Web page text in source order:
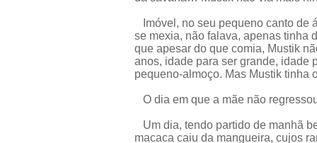
Imóvel, no seu pequeno canto de
se mexia, não falava, apenas tinha
que apesar do que comia, Mustik
anos, idade para ser grande, idade
pequeno-almoço. Mas Mustik tinha
O dia em que a mãe não
Um dia, tendo partido de manhã
macaca caiu da mangueira, cujos